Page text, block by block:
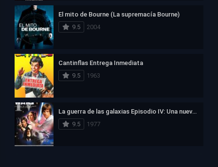
El mito de Bourne (La supremacía Bourne)
9.5
2004
Cantinflas Entrega Inmediata
9.5
1963
La guerra de las galaxias Episodio IV: Una nueva esperanza
9.5
1977